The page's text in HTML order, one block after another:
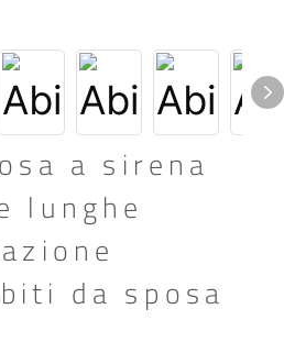
a sirena
lunghe
da sposa